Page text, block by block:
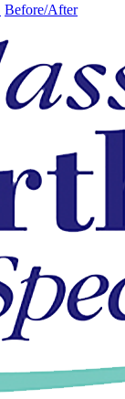
Before/After